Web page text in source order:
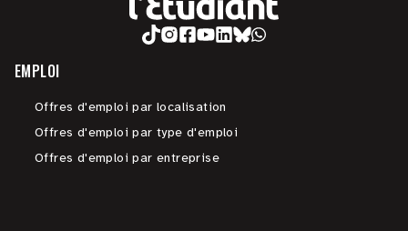
EMPLOI
Offres d'emploi par localisation
Offres d'emploi par type d'emploi
Offres d'emploi par entreprise